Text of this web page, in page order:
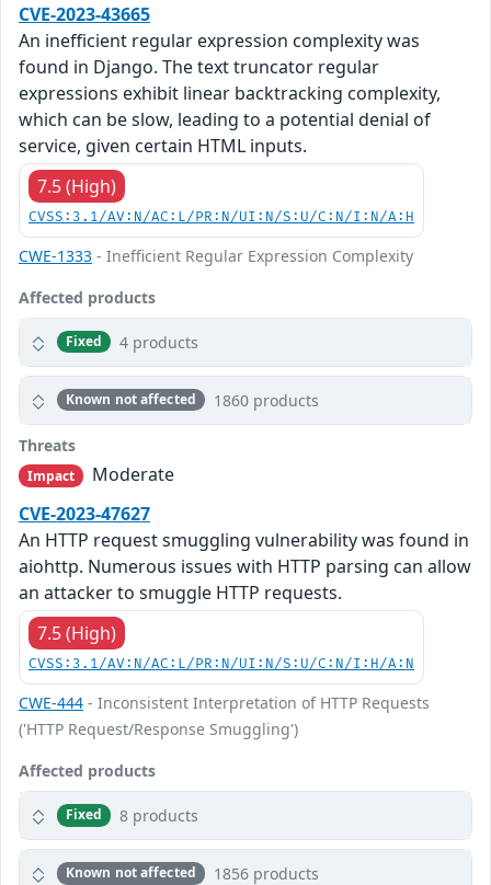
CVE-2023-43665
An inefficient regular expression complexity was
found in Django. The text truncator regular
expressions exhibit linear backtracking complexity,
which can be slow, leading to a potential denial of
service, given certain HTML inputs.
7.5 (High)
CVSS:3.1/AV:N/AC:L/PR:N/UI:N/S:U/C:N/I:N/A:H
CWE-1333 - Inefficient Regular Expression Complexity
Affected products
Fixed 4 products
Known not affected 1860 products
Threats
Impact
Moderate
CVE-2023-47627
An HTTP request smuggling vulnerability was found in
aiohttp. Numerous issues with HTTP parsing can allow
an attacker to smuggle HTTP requests.
7.5 (High)
CVSS:3.1/AV:N/AC:L/PR:N/UI:N/S:U/C:N/I:H/A:N
CWE-444 - Inconsistent Interpretation of HTTP Requests
('HTTP Request/Response Smuggling')
Affected products
Fixed 8 products
Known not affected 1856 products